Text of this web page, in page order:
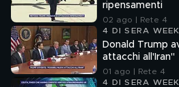
ripensamenti
02 ago | Rete 4
4 DI SERA
Donald Trump
attacchi all'Iran"
01 ago | Rete 4
4 DI SERA